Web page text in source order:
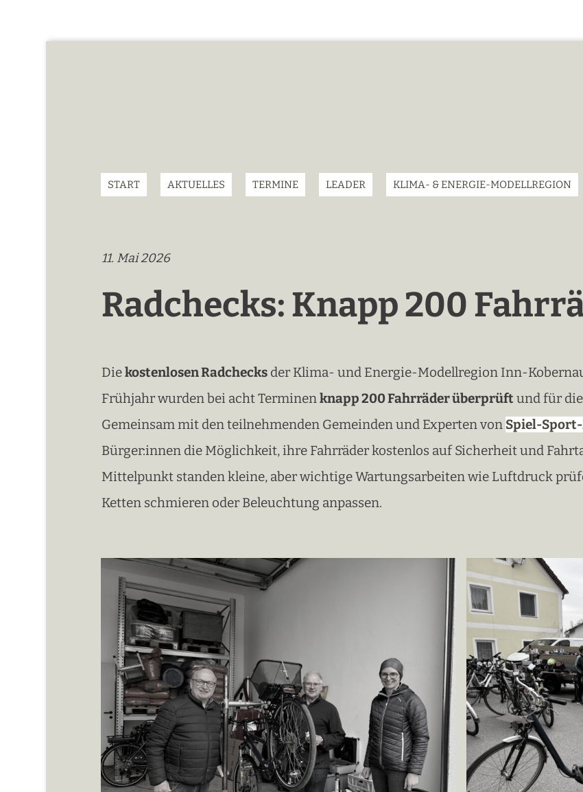
START AKTUELLES TERMINE LEADER KLIMA- & ENERGIE-MODELLREGION
11. Mai 2026
Radchecks: Knapp 200
Diekostenlosen Radchecks der Klima- und Energie-Modellregion Inn-
Frühjahr wurden bei acht Terminenknapp 200 Fahrräder überprüft und für
Gemeinsam mit den teilnehmenden Gemeinden und Experten von Spiel-
Bürger:innen die Möglichkeit, ihre Fahrräder kostenlos auf Sicherheit und
Mittelpunkt standen kleine, aber wichtige Wartungsarbeiten wie Luftdruck
Ketten schmieren oder Beleuchtung anpassen.